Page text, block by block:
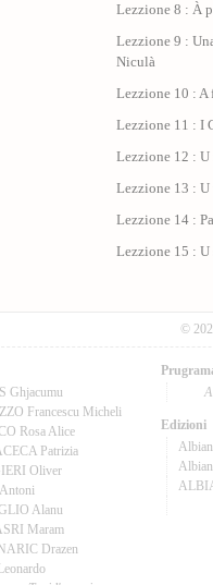
Lezzione 8 : À
Lezzione 9 :
Niculà
Lezzione 10 : A
Lezzione 11 : I
Lezzione 12 : U
Lezzione 13 :
Lezzione 14 :
Lezzione 15 :
©
Ghjacumu
Francescu Micheli
Rosa Alice
Patrizia
Oliver
Alanu
Maram
Drazen
Edizioni